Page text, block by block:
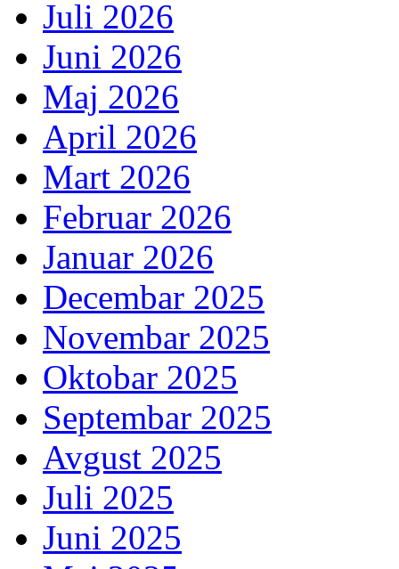
Juli 2026
Juni 2026
Maj 2026
April 2026
Mart 2026
Februar 2026
Januar 2026
Decembar 2025
Novembar 2025
Oktobar 2025
Septembar 2025
Avgust 2025
Juli 2025
Juni 2025